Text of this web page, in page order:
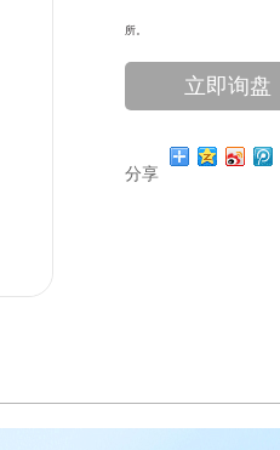
所。
立即询盘
分享